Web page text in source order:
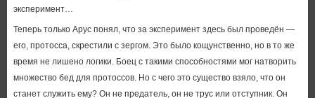
эксперимент…
Теперь только Арус понял, что за эксперимент здесь был проведён —
его, протосса, скрестили с зергом. Это было кощунственно, но в то же
время не лишено логики. Боец с такими способностями мог натворить
множество бед для протоссов. Но с чего это существо взяло, что он
станет служить ему? Он не предатель, он не трус или отступник. Он